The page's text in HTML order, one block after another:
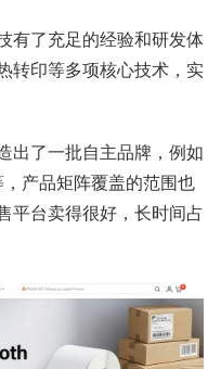
有了充足的经验和研发体
转印等多项核心技术，实
出了一批自主品牌，例如
，产品矩阵覆盖的范围也
平台卖得很好，长时间占